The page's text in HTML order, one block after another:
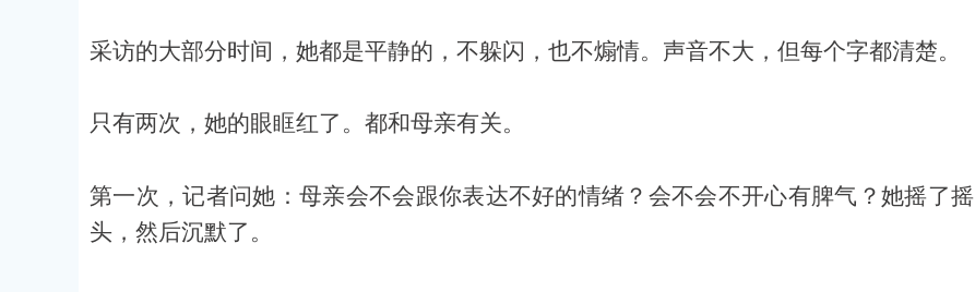
采访的大部分时间，她都是平静的，不躲闪，也不煽情。声音不大，但每个字都清楚。
只有两次，她的眼眶红了。都和母亲有关。
第一次，记者问她：母亲会不会跟你表达不好的情绪？会不会不开心有脾气？她摇了摇
头，然后沉默了。